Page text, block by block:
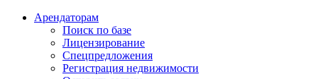
Арендаторам
Поиск по базе
Лицензирование
Спецпредложения
Регистрация недвижимости